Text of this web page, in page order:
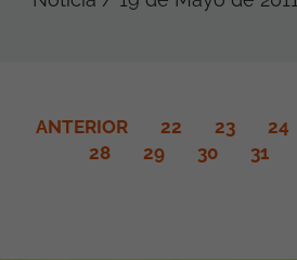
ANTERIOR 22 23 24
28
29 30 31